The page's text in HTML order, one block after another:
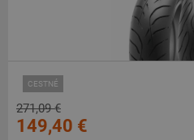
CESTNÉ
271,09 €
149,40 €